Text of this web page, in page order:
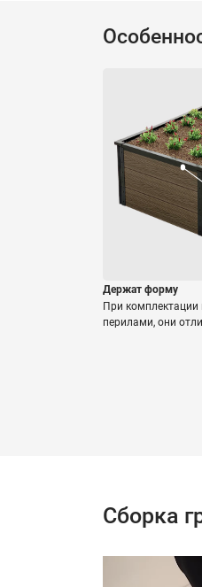
Держат форму
При
перилами, они
Сборка